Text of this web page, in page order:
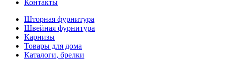
Контакты
Шторная фурнитура
Швейная фурнитура
Карнизы
Товары для дома
Каталоги, брелки